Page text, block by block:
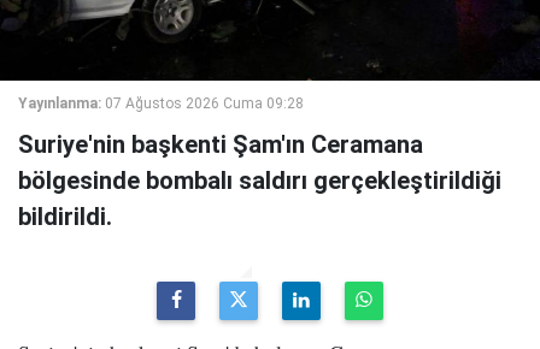
Yayınlanma: 07 Ağustos 2026 Cuma 09:28
Suriye'nin başkenti Şam'ın Ceramana
bölgesinde bombalı saldırı gerçekleştirildiği
bildirildi.